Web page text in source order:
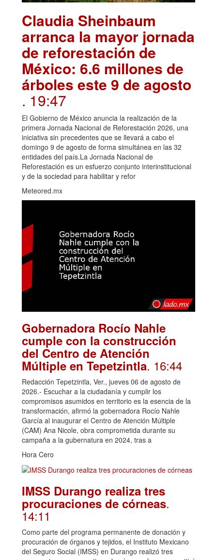
Claudia Sheinbaum
arranca la mayor jornada
de reforestación de
México: 6.6 millones de
árboles este 9 de agosto
. 19:47
El Gobierno de México anuncia la realización de la
primera Jornada Nacional de Reforestación 2026, una
iniciativa sin precedentes que se llevará a cabo el
domingo 9 de agosto de forma simultánea en las 32
entidades del país.La Jornada Nacional de
Reforestación es un esfuerzo conjunto interinstitucional
y de la sociedad para habilitar y refor
Meteored.mx
Gobernadora Rocío Nahle
cumple con la construcción
del Centro de Atención
Múltiple en Tepetzintla. 16:44
Redacción Tepetzintla, Ver., jueves 06 de agosto de
2026.- Escuchar a la ciudadanía y cumplir los
compromisos asumidos en territorio es la esencia de la
transformación, afirmó la gobernadora Rocío Nahle
García al inaugurar el Centro de Atención Múltiple
(CAM) Ana Nicole, obra comprometida durante su
campaña a la gubernatura en 2024, tras a
Hora Cero
IMSS Durango realiza tres
procuraciones de córneas.
14:11
Como parte del programa permanente de donación y
procuración de órganos y tejidos, el Instituto Mexicano
del Seguro Social (IMSS) en Durango realizó tres